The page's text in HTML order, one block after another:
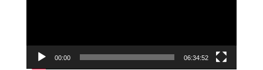
00:00 06:34:52